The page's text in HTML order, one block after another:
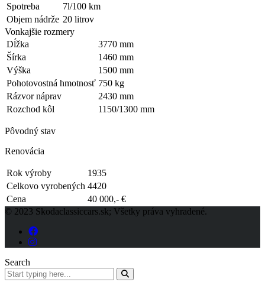
Spotreba
7l/100 km
Objem nádrže 20 litrov
Vonkajšie rozmery
Dĺžka
3770 mm
Šírka
1460 mm
Výška
1500 mm
Pohotovostná hmotnosť 750 kg
Rázvor náprav
2430 mm
Rozchod kôl
1150/1300 mm
Pôvodný stav
Renovácia
Rok výroby
1935
Celkovo vyrobených 4420
Cena
40 000,- €
© 2023 Skodaclassiccars.sk; Všetky práva vyhradené.
Search